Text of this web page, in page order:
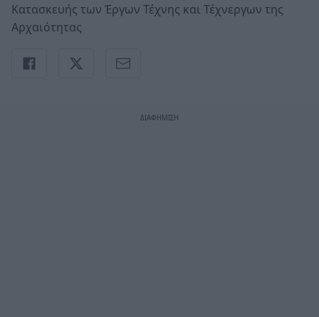
Κατασκευής των Έργων Τέχνης και Τέχνεργων της
Αρχαιότητας